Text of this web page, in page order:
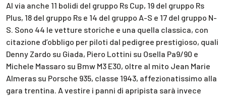
Al via anche 11 bolidi del gruppo Rs Cup, 19 del gruppo Rs
Plus, 18 del gruppo Rs e 14 del gruppo A-S e 17 del gruppo N-
S. Sono 44 le vetture storiche e una quella classica, con
citazione d’obbligo per piloti dal pedigree prestigioso, quali
Denny Zardo su Giada, Piero Lottini su Osella Pa9/90 e
Michele Massaro su Bmw M3 E30, oltre al mito Jean Marie
Almeras su Porsche 935, classe 1943, affezionatissimo alla
gara trentina. A vestire i panni di apripista sarà invece